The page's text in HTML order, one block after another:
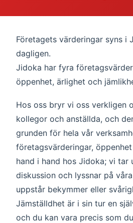
Företagets värderingar syns i
dagligen.
Jidoka har fyra
öppenhet, ärlighet och
Hos oss bryr vi oss verkligen
kollegor och anställda, och
grunden för hela vår
företagsvärderingar,
hand i hand hos Jidoka; vi tar
diskussion och lyssnar på
uppstår bekymmer eller
Jämställdhet är i sin tur en
och du kan vara precis som